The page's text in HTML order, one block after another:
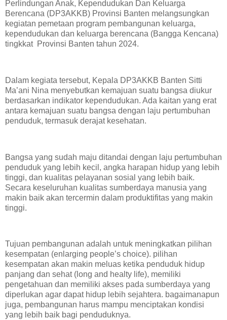
Perlindungan Anak, Kependudukan Dan Keluarga
Berencana (DP3AKKB) Provinsi Banten melangsungkan
kegiatan pemetaan program pembangunan keluarga,
kependudukan dan keluarga berencana (Bangga Kencana)
tingkkat Provinsi Banten tahun 2024.
Dalam kegiata tersebut, Kepala DP3AKKB Banten Sitti
Ma’ani Nina menyebutkan kemajuan suatu bangsa diukur
berdasarkan indikator kependudukan. Ada kaitan yang erat
antara kemajuan suatu bangsa dengan laju pertumbuhan
penduduk, termasuk derajat kesehatan.
Bangsa yang sudah maju ditandai dengan laju pertumbuhan
penduduk yang lebih kecil, angka harapan hidup yang lebih
tinggi, dan kualitas pelayanan sosial yang lebih baik.
Secara keseluruhan kualitas sumberdaya manusia yang
makin baik akan tercermin dalam produktifitas yang makin
tinggi.
Tujuan pembangunan adalah untuk meningkatkan pilihan
kesempatan (enlarging people’s choice). pilihan
kesempatan akan makin meluas ketika penduduk hidup
panjang dan sehat (long and healty life), memiliki
pengetahuan dan memiliki akses pada sumberdaya yang
diperlukan agar dapat hidup lebih sejahtera. bagaimanapun
juga, pembangunan harus mampu menciptakan kondisi
yang lebih baik bagi penduduknya.